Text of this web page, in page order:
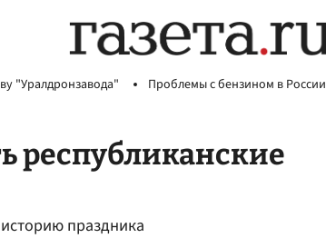
"Уралдронзавода" Проблемы с бензином в России
республиканские
праздника